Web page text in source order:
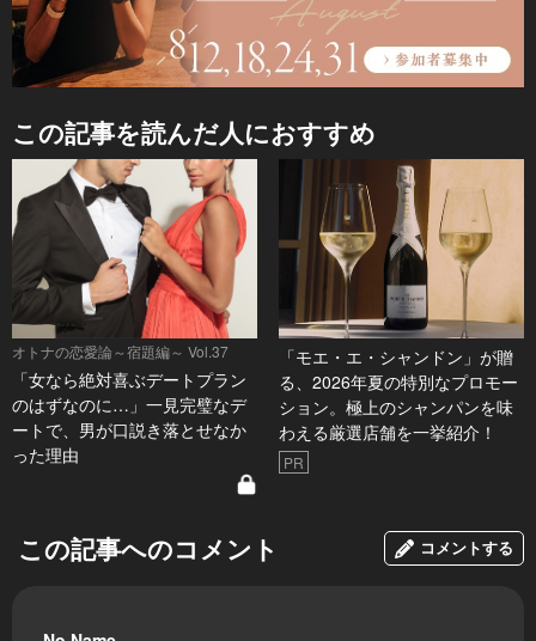
この記事を読んだ人におすすめ
オトナの恋愛論～宿題編～ Vol.37
「女なら絶対喜ぶデートプラン
のはずなのに…」一見完璧なデ
ートで、男が口説き落とせなか
った理由
「モエ・エ・シャンドン」が贈
る、2026年夏の特別なプロモー
ション。極上のシャンパンを味
わえる厳選店舗を一挙紹介！
PR
この記事へのコメント コメントする